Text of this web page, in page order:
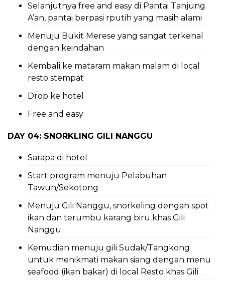
Selanjutnya free and easy di Pantai Tanjung
A’an, pantai berpasi rputih yang masih alami
Menuju Bukit Merese yang sangat terkenal
dengan keindahan
Kembali ke mataram makan malam di local
resto stempat
Drop ke hotel
Free and easy
DAY 04: SNORKLING GILI NANGGU
Sarapa di hotel
Start program menuju Pelabuhan
Tawun/Sekotong
Menuju Gili Nanggu, snorkeling dengan spot
ikan dan terumbu karang biru khas Gili
Nanggu
Kemudian menuju gili Sudak/Tangkong
untuk menikmati makan siang dengan menu
seafood (ikan bakar) di local Resto khas Gili